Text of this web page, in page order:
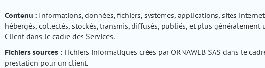
Contenu : Informations, données, fichiers, systèmes, applications, sites
hébergés, collectés, stockés, transmis, diffusés, publiés, et plus
Client dans le cadre des Services.
Fichiers sources : Fichiers informatiques créés par ORNAWEB SAS dans le
prestation pour un client.